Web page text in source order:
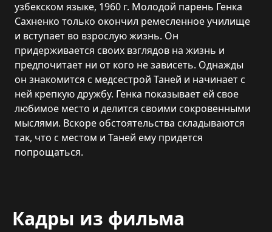
узбекском языке, 1960 г. Молодой парень Генка
Сахненко только окончил ремесленное училище
и вступает во взрослую жизнь. Он
придерживается своих взглядов на жизнь и
предпочитает ни от кого не зависеть. Однажды
он знакомится с медсестрой Таней и начинает с
ней крепкую дружбу. Генка показывает ей свое
любимое место и делится своими сокровенными
мыслями. Вскоре обстоятельства складываются
так, что с местом и Таней ему придется
попрощаться.
Кадры из фильма